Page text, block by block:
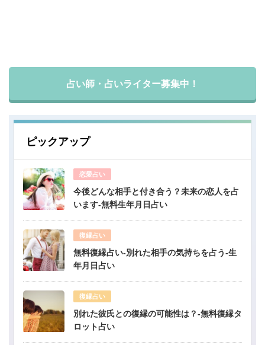
占い師・占いライター募集中！
ピックアップ
恋愛占い
今後どんな相手と付き合う？未来の恋人を占
います-無料生年月日占い
復縁占い
無料復縁占い-別れた相手の気持ちを占う-生
年月日占い
復縁占い
別れた彼氏との復縁の可能性は？-無料復縁タ
ロット占い